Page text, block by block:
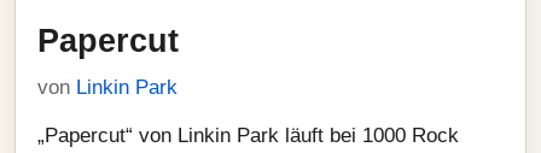
Papercut
von Linkin Park
„Papercut“ von Linkin Park läuft bei 1000 Rock